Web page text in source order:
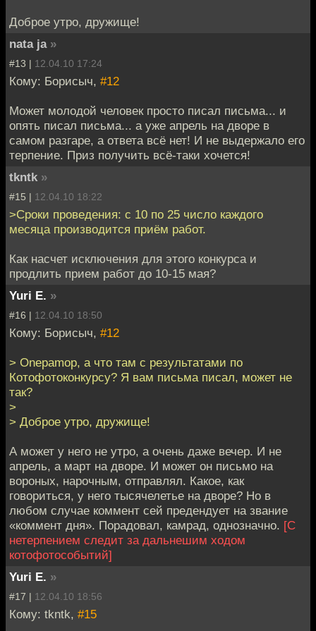
Доброе утро, дружище!
nata ja »
#13 | 12.04.10 17:24
Кому: Борисыч, #12
Может молодой человек просто писал письма... и
опять писал письма... а уже апрель на дворе в
самом разгаре, а ответа всё нет! И не выдержало его
терпение. Приз получить всё-таки хочется!
tkntk »
#15 | 12.04.10 18:22
>Сроки проведения: с 10 по 25 число каждого
месяца производится приём работ.
Как насчет исключения для этого конкурса и
продлить прием работ до 10-15 мая?
Yuri E. »
#16 | 12.04.10 18:50
Кому: Борисыч, #12
> Onepamop, а что там с результатами по
Котофотоконкурсу? Я вам письма писал, может не
так?
>
> Доброе утро, дружище!
А может у него не утро, а очень даже вечер. И не
апрель, а март на дворе. И может он письмо на
вороных, нарочным, отправлял. Какое, как
говориться, у него тысячелетье на дворе? Но в
любом случае коммент сей предендует на звание
«коммент дня». Порадовал, камрад, однозначно. [С
нетерпением следит за дальнешим ходом
котофотособытий]
Yuri E. »
#17 | 12.04.10 18:56
Кому: tkntk, #15